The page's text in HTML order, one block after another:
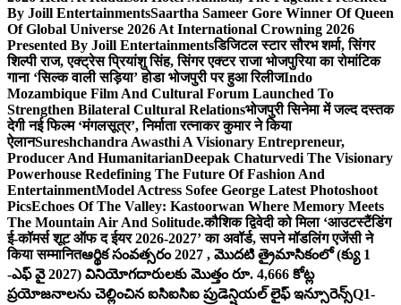
By Joill EntertainmentsSaartha Sameer Gore Winner Of Queen
Of Global Universe 2026 At International Crowning 2026
Presented By Joill Entertainmentsडिजिटल स्टार सौरभ शर्मा, सिंगर
शिल्पी राज, एक्ट्रेस प्रियांशु सिंह, सिंगर एक्टर राजा भोजपुरिया का रोमांटिक
गाना ‘सिल्क वाली सड़िया’ होडा भोजपुरी पर हुआ रिलीजIndo
Mozambique Film And Cultural Forum Launched To
Strengthen Bilateral Cultural Relationsभोजपुरी सिनेमा में जल्द दस्तक
देगी नई फिल्म ‘मंगलसूत्र’, निर्माता रत्नाकर कुमार ने किया
ऐलानSureshchandra Awasthi A Visionary Entrepreneur,
Producer And HumanitarianDeepak Chaturvedi The Visionary
Powerhouse Redefining The Future Of Fashion And
EntertainmentModel Actress Sofee George Latest Photoshoot
PicsEchoes Of The Valley: Kastoorwan Where Memory Meets
The Mountain Air And Solitude.कौशिक द्विवेदी को मिला ‘आउटस्टैंडिंग
ई-कॉमर्स शूट ऑफ द ईयर 2026-2027’ का अवॉर्ड, सपने मॉडलिंग एजेंसी ने
किया सम्मानितఆర్థిక సంవత్సరం 2027 , మొదటి త్రైమాసికంలో (క్యు 1
-ఎఫ్ వై 2027) వినియోగదారులకు మొత్తం రూ. 4,666 కోట్ల
ప్రయోజనాలను చెల్లించిన ఐసిఐసిఐ ప్రుడెన్షియల్ లైఫ్ ఇన్సూరెన్స్Q1-